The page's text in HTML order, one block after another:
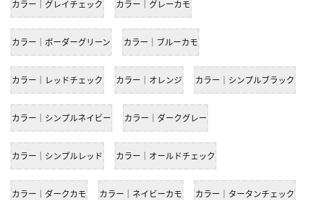
カラー｜グレイチェック カラー｜グレーカモ
カラー｜ボーダーグリーン カラー｜ブルーカモ
カラー｜レッドチェック カラー｜オレンジ カラー｜シンプルブラック
カラー｜シンプルネイビー カラー｜ダークグレー
カラー｜シンプルレッド カラー｜オールドチェック
カラー｜ダークカモ カラー｜ネイビーカモ カラー｜タータンチェック